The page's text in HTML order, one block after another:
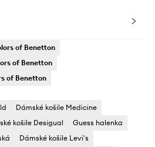
of Benetton
of Benetton
of Benetton
Dámské košile Medicine
košile Desigual
Guess halenka
Dámské košile Levi's